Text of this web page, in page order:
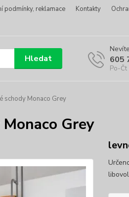
podmínky, reklamace Kontakty
Hledat 605
Po-Čt
schody Monaco Grey
Grey